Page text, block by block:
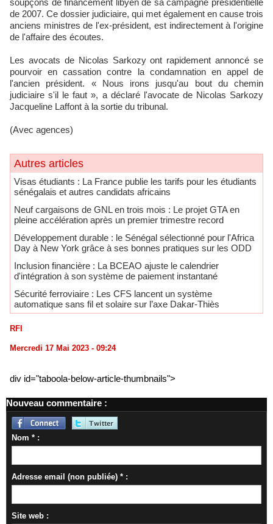
soupçons de financement libyen de sa campagne présidentielle
de 2007. Ce dossier judiciaire, qui met également en cause trois
anciens ministres de l'ex-président, est indirectement à l'origine
de l'affaire des écoutes.
Les avocats de Nicolas Sarkozy ont rapidement annoncé se
pourvoir en cassation contre la condamnation en appel de
l'ancien président. « Nous irons jusqu'au bout du chemin
judiciaire s'il le faut », a déclaré l'avocate de Nicolas Sarkozy
Jacqueline Laffont à la sortie du tribunal.
(Avec agences)
Autres articles
​Visas étudiants : La France publie les tarifs pour les étudiants
sénégalais et autres candidats africains
Neuf cargaisons de GNL en trois mois : Le projet GTA en
pleine accélération après un premier trimestre record
Développement durable : le Sénégal sélectionné pour l'Africa
Day à New York grâce à ses bonnes pratiques sur les ODD
​Inclusion financière : La BCEAO ajuste le calendrier
d'intégration à son système de paiement instantané
Sécurité ferroviaire : Les CFS lancent un système
automatique sans fil et solaire sur l’axe Dakar-Thiès
RFI
Mercredi 17 Mai 2023 - 09:24
div id="taboola-below-article-thumbnails">
Nouveau commentaire :
Nom * :
Adresse email (non publiée) * :
Site web :